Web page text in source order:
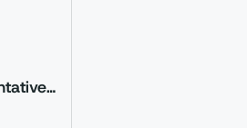
Sales Representative (Presales) with German